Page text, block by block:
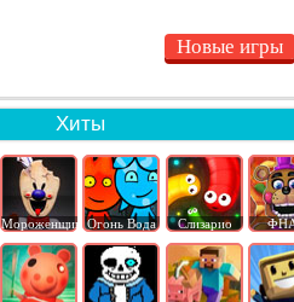
Новые игры
Хиты
Мороженщик Огонь Вода Слизарио